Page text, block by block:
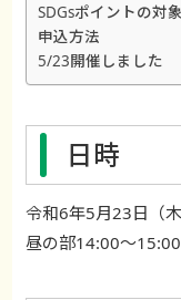
SDGsポイントの対
申込方法
5/23開催しました
日時
令和6年5月23日（
昼の部14:00～